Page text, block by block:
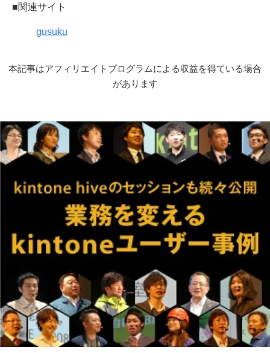
■関連サイト
gusuku
本記事はアフィリエイトプログラムによる収益を得ている場合
があります